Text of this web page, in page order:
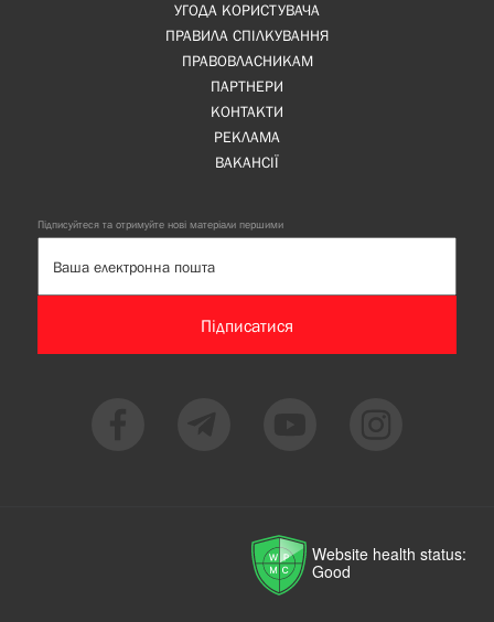
УГОДА КОРИСТУВАЧА
ПРАВИЛА СПІЛКУВАННЯ
ПРАВОВЛАСНИКАМ
ПАРТНЕРИ
КОНТАКТИ
РЕКЛАМА
ВАКАНСІЇ
Підписуйтеся та отримуйте нові матеріали першими
Підписатися
Website health status:
Good